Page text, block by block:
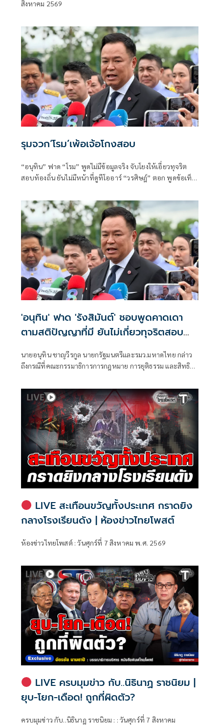
สิงหาคม 2569
รุมจวก‘โรม’เพ้อเจ้อโกงสอบ
“อนุทิน” ฟาด “โรม” พูดไม่มีข้อมูลจริง จับโยงให้เอี่ยวทุจริต
สอบท้องถิ่น ยันไม่มีหน้าที่ดูทีโออาร์ “วรศิษฎ์” ตอก พูดข้อเท็จ
'อนุทิน' ฟาด 'รังสิมันต์' ชอบพูดคาดเดา
ตามสติปัญญาที่มี ยันไม่เกี่ยวทุจริตสอบ
นายอนุทิน ชาญวีรกูล นายกรัฐมนตรีและรมว.มหาดไทย กล่าว
ถึงกรณีที่คณะกรรมาธิการการกฎหมาย การยุติธรรม และสิทธิ
กรรมาธิการ มีการอ้างชื่อนายกรัฐมนตรี เข้าไปเกี่ยวข้องกับการ
ทุจริตสอบท้องถิ่น
LIVE สะเทือนขวัญทั้งประเทศ กราดยิง
กลางโรงเรียนดัง | ห้องข่าวไทยโพสต์
ห้องข่าวไทยโพสต์ : วันศุกร์ที่ 7 สิงหาคม พ.ศ. 2569
LIVE ครบมุมข่าว กับ..นิธินาฏ ราชนิยม |
ยุบ-โยก-เดือด! ถูกที่ผิดตัว?
ครบมุมข่าว กับ..นิธินาฏ ราชนิยม : : วันศุกร์ที่ 7 สิงหาคม